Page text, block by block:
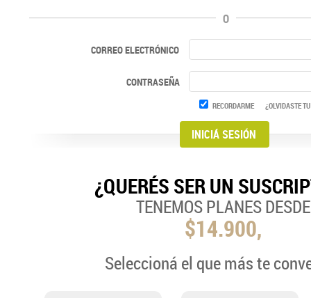
O
CORREO ELECTRÓNICO
CONTRASEÑA
RECORDARME ¿OLVIDASTE TU
¿QUERÉS SER UN
TENEMOS PLANES DESDE
$14.900,
Seleccioná el que más te